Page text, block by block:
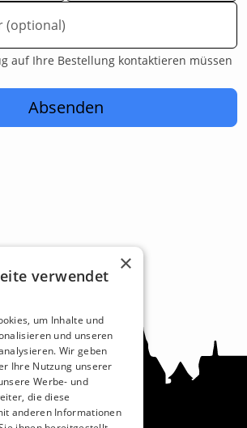
(optional)
auf Ihre Bestellung kontaktieren müssen
Absenden
×
verwendet
um Inhalte und
und unseren
Wir geben
Ihre Nutzung unserer
Werbe- und
die diese
anderen Informationen